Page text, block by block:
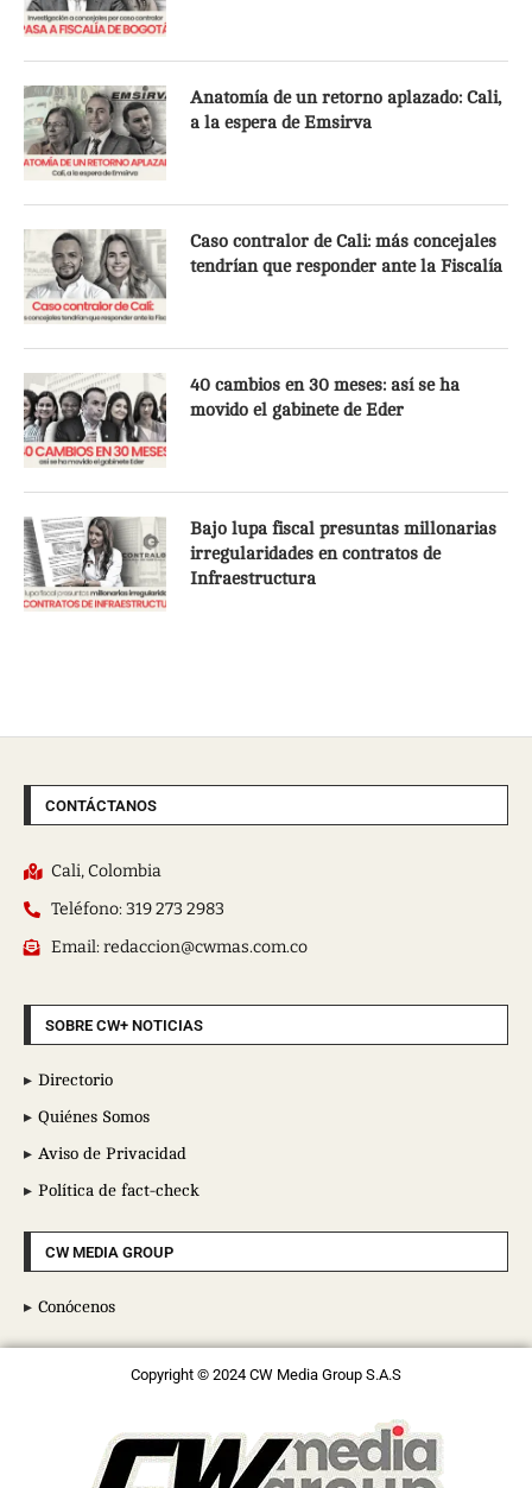
Anatomía de un retorno aplazado: Cali,
a la espera de Emsirva
Caso contralor de Cali: más concejales
tendrían que responder ante la Fiscalía
40 cambios en 30 meses: así se ha
movido el gabinete de Eder
Bajo lupa fiscal presuntas millonarias
irregularidades en contratos de
Infraestructura
CONTÁCTANOS
Cali, Colombia
Teléfono: 319 273 2983
Email: redaccion@cwmas.com.co
SOBRE CW+ NOTICIAS
Directorio
Quiénes Somos
Aviso de Privacidad
Política de fact-check
CW MEDIA GROUP
Conócenos
Copyright © 2024 CW Media Group S.A.S